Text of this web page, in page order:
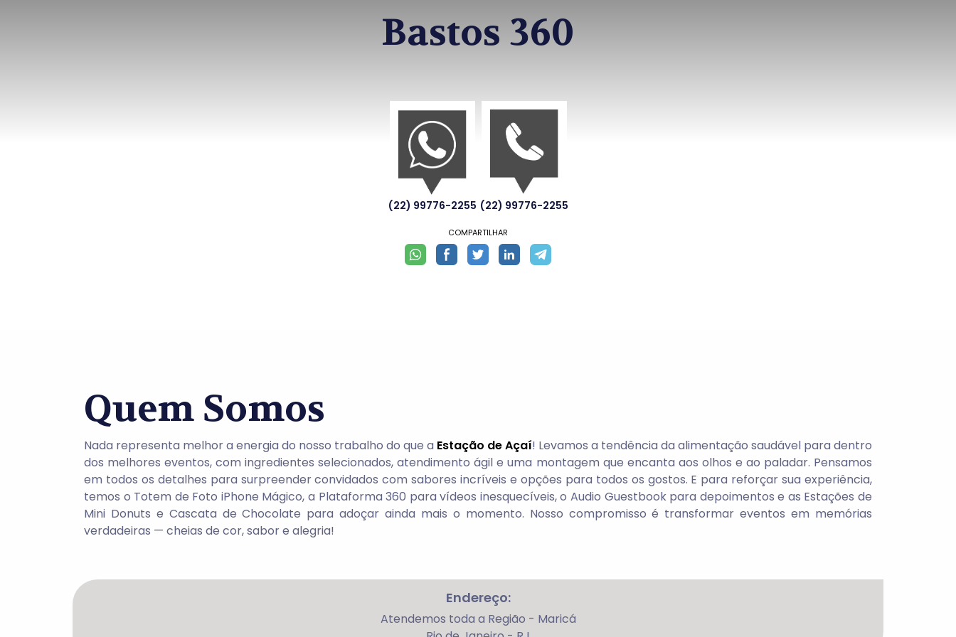
Bastos 360
(22) 99776-2255 (22) 99776-2255
COMPARTILHAR
Quem Somos
Nada representa melhor a energia do nosso trabalho do que a Estação de Açaí! Levamos a tendência da alimentação saudável para dentro
dos melhores eventos, com ingredientes selecionados, atendimento ágil e uma montagem que encanta aos olhos e ao paladar. Pensamos
em todos os detalhes para surpreender convidados com sabores incríveis e opções para todos os gostos. E para reforçar sua experiência,
temos o Totem de Foto iPhone Mágico, a Plataforma 360 para vídeos inesquecíveis, o Audio Guestbook para depoimentos e as Estações de
Mini Donuts e Cascata de Chocolate para adoçar ainda mais o momento. Nosso compromisso é transformar eventos em memórias
verdadeiras — cheias de cor, sabor e alegria!
Endereço:
Atendemos toda a Região - Maricá